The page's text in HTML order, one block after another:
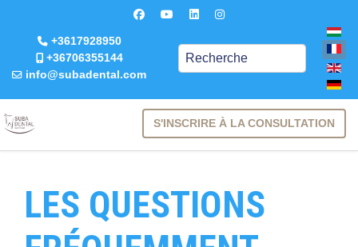
Keresés
+3617928950
+36706355144
info@subadental.com
S'INSCRIRE À LA CONSULTATION
LES QUESTIONS